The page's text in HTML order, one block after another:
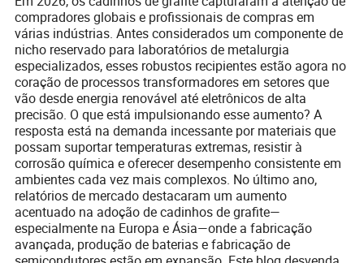
compradores globais e profissionais de compras em
várias indústrias. Antes considerados um componente de
nicho reservado para laboratórios de metalurgia
especializados, esses robustos recipientes estão agora no
coração de processos transformadores em setores que
vão desde energia renovável até eletrônicos de alta
precisão. O que está impulsionando esse aumento? A
resposta está na demanda incessante por materiais que
possam suportar temperaturas extremas, resistir à
corrosão química e oferecer desempenho consistente em
ambientes cada vez mais complexos. No último ano,
relatórios de mercado destacaram um aumento
acentuado na adoção de cadinhos de grafite—
especialmente na Europa e Ásia—onde a fabricação
avançada, produção de baterias e fabricação de